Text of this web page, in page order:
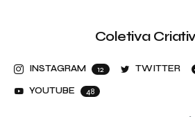
Coletiva
INSTAGRAM 12 TWITTER
YOUTUBE
48